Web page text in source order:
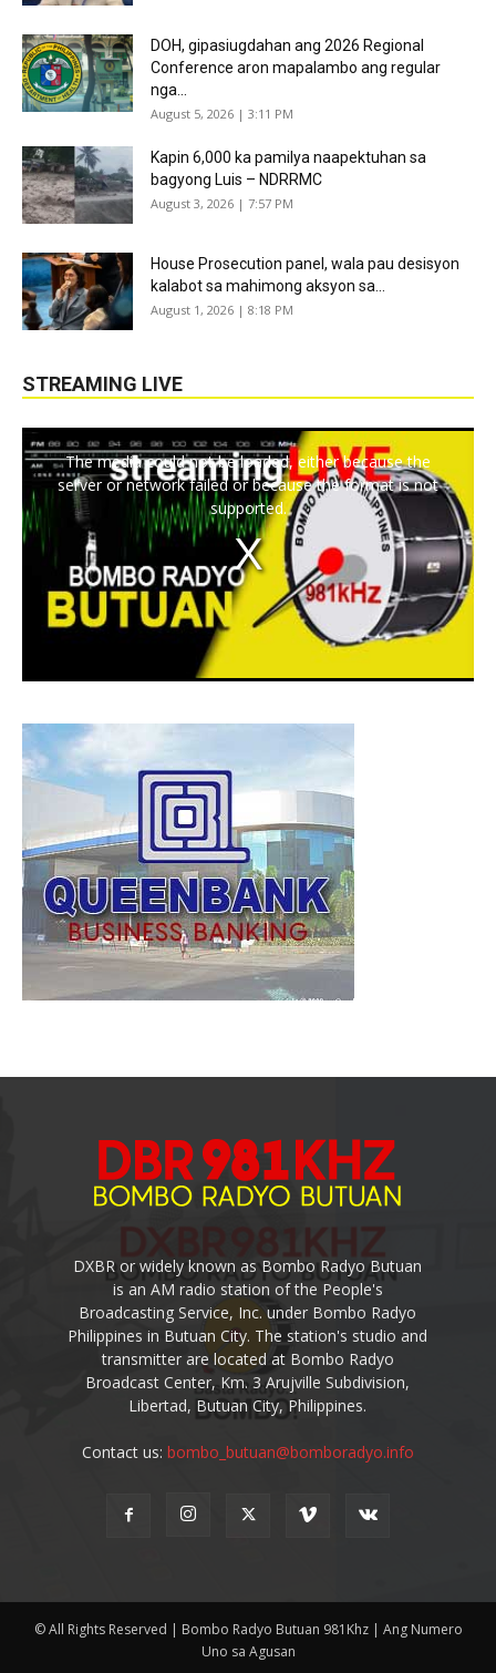
DOH, gipasiugdahan ang 2026 Regional
Conference aron mapalambo ang regular
nga...
August 5, 2026 | 3:11 PM
Kapin 6,000 ka pamilya naapektuhan sa
bagyong Luis – NDRRMC
August 3, 2026 | 7:57 PM
House Prosecution panel, wala pau desisyon
kalabot sa mahimong aksyon sa...
August 1, 2026 | 8:18 PM
STREAMING LIVE
The media could not be loaded, either because the
server or network failed or because the format is not
supported.
DXBR or widely known as Bombo Radyo Butuan
is an AM radio station of the People's
Broadcasting Service, Inc. under Bombo Radyo
Philippines in Butuan City. The station's studio and
transmitter are located at Bombo Radyo
Broadcast Center, Km. 3 Arujville Subdivision,
Libertad, Butuan City, Philippines.
Contact us: bombo_butuan@bomboradyo.info
© All Rights Reserved | Bombo Radyo Butuan 981Khz | Ang Numero
Uno sa Agusan